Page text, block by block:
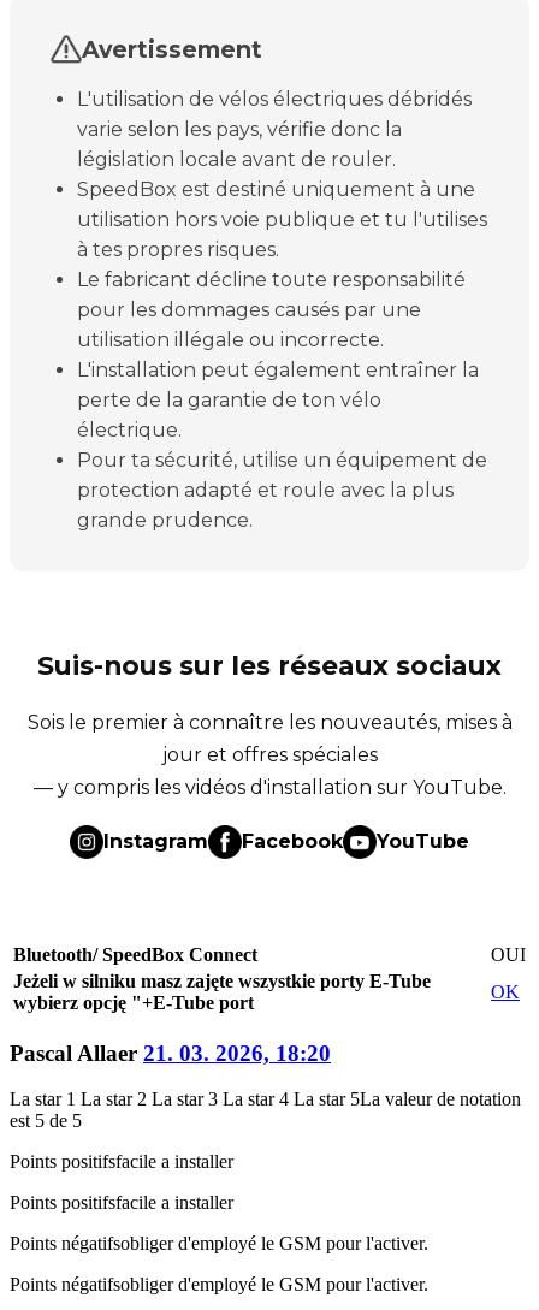
Avertissement
L'utilisation de vélos électriques débridés
varie selon les pays, vérifie donc la
législation locale avant de rouler.
SpeedBox est destiné uniquement à une
utilisation hors voie publique et tu l'utilises
à tes propres risques.
Le fabricant décline toute responsabilité
pour les dommages causés par une
utilisation illégale ou incorrecte.
L'installation peut également entraîner la
perte de la garantie de ton vélo
électrique.
Pour ta sécurité, utilise un équipement de
protection adapté et roule avec la plus
grande prudence.
Suis-nous sur les réseaux sociaux
Sois le premier à connaître les nouveautés, mises à
jour et offres spéciales
— y compris les vidéos d'installation sur YouTube.
Instagram Facebook YouTube
Bluetooth/ SpeedBox Connect
OUI
Jeżeli w silniku masz zajęte wszystkie porty E-Tube
wybierz opcję "+E-Tube port
OK
Pascal Allaer 21. 03. 2026, 18:20
La star 1 La star 2 La star 3 La star 4 La star 5La valeur de notation
est 5 de 5
Points positifsfacile a installer
Points positifsfacile a installer
Points négatifsobliger d'employé le GSM pour l'activer.
Points négatifsobliger d'employé le GSM pour l'activer.